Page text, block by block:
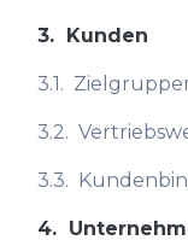
3. Kunden
3.1.
3.2.
3.3.
4.